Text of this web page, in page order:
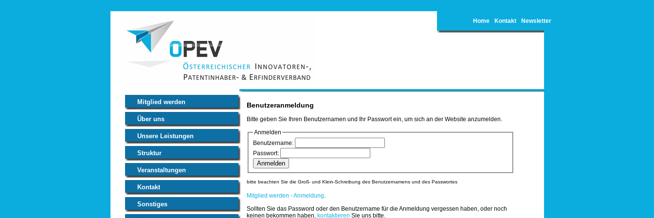
Home Kontakt Newsletter
Mitglied werden
Über uns
Unsere Leistungen
Struktur
Veranstaltungen
Kontakt
Sonstiges
Benutzeranmeldung
Bitte geben Sie Ihren Benutzernamen und Ihr Passwort ein, um sich an der Website anzumelden.
Anmelden
Benutzername:
Passwort:
bitte beachten Sie die Groß- und Klein-Schreibung des Benutzernamens und des Passwortes
Mitglied werden - Anmeldung
Sollten Sie das Password oder den Benutzername für die Anmeldung vergessen haben, oder noch
keinen bekommen haben, kontaktieren Sie uns bitte.